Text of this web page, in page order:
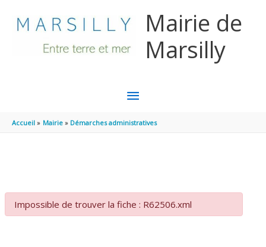
Mairie de
Marsilly
MENU
PRINCIPAL
Accueil Mairie Démarches administratives
Impossible de trouver la fiche : R62506.xml